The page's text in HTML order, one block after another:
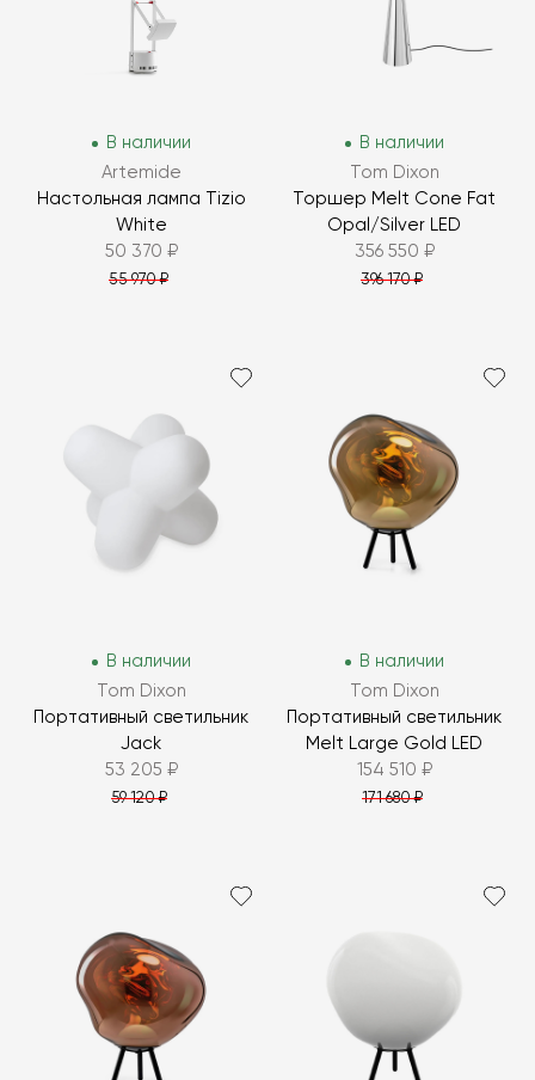
В наличии
Artemide
Настольная лампа Tizio
White
50 370 ₽
55 970 ₽
В наличии
Tom Dixon
Торшер Melt Cone Fat
Opal/Silver LED
356 550 ₽
396 170 ₽
В наличии
Tom Dixon
Портативный светильник
Jack
53 205 ₽
59 120 ₽
В наличии
Tom Dixon
Портативный светильник
Melt Large Gold LED
154 510 ₽
171 680 ₽